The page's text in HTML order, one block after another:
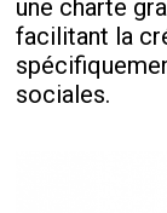
une charte
facilitant la
sociales.